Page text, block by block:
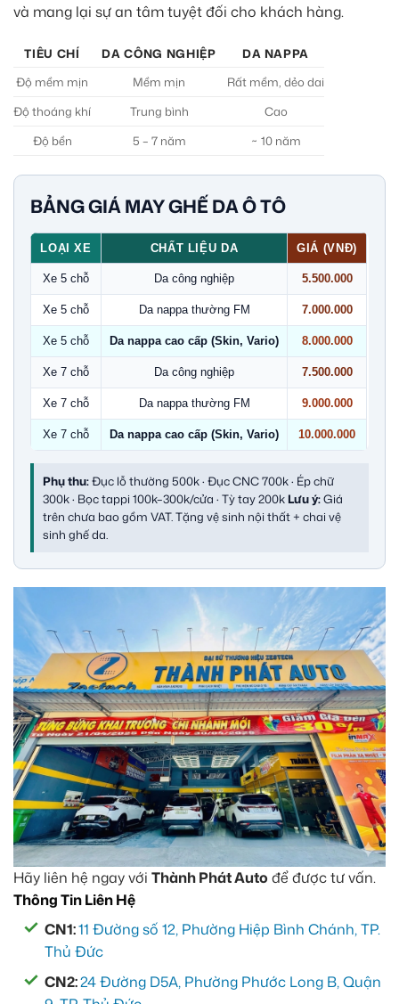
và mang lại sự an tâm tuyệt đối cho khách hàng.
TIÊU CHÍ DA CÔNG NGHIỆP
DA NAPPA
Độ mềm mịn
Mềm mịn
Rất mềm, dẻo dai
Độ thoáng khí
Trung bình
Cao
Độ bền
5 – 7 năm ~ 10 năm
BẢNG GIÁ MAY GHẾ DA Ô TÔ
LOẠI XE CHẤT LIỆU DA GIÁ (VNĐ)
Xe 5 chỗ Da công nghiệp 5.500.000
Xe 5 chỗ Da nappa thường FM 7.000.000
Xe 5 chỗ Da nappa cao cấp (Skin, Vario) 8.000.000
Xe 7 chỗ Da công nghiệp 7.500.000
Xe 7 chỗ Da nappa thường FM 9.000.000
Xe 7 chỗ Da nappa cao cấp (Skin, Vario) 10.000.000
Phụ thu:Đục lỗ thường 500k · Đục CNC 700k · Ép chữ
300k · Bọc tappi 100k–300k/cửa · Tỳ tay 200kLưu ý:Giá
trên chưa bao gồm VAT. Tặng vệ sinh nội thất + chai vệ
sinh ghế da.
Hãy liên hệ ngay với Thành Phát Auto để được tư vấn.
Thông Tin Liên Hệ
CN1:11 Đường số 12, Phường Hiệp Bình Chánh, TP.
Thủ Đức
CN2:24 Đường D5A, Phường Phước Long B, Quận